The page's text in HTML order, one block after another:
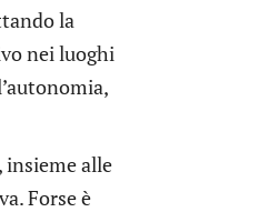
la
nei luoghi
insieme alle
Forse è